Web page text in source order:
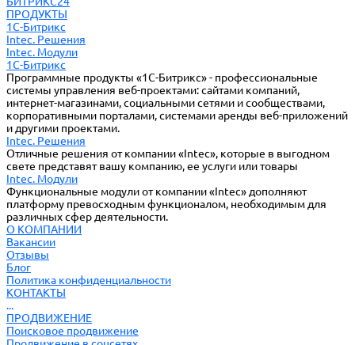
ПРОДУКТЫ
1С-Битрикс
Intec. Решения
Intec. Модули
1С-Битрикс
Программные продукты «1С-Битрикс» - профессиональные
системы управления веб-проектами: сайтами компаний,
интернет-магазинами, социальными сетями и сообществами,
корпоративными порталами, системами аренды веб-приложений
и другими проектами.
Intec. Решения
Отличные решения от компании «Intec», которые в выгодном
свете представят вашу компанию, ее услуги или товары
Intec. Модули
Функциональные модули от компании «Intec» дополняют
платформу превосходным функционалом, необходимым для
различных сфер деятельности.
О КОМПАНИИ
Вакансии
Отзывы
Блог
Политика конфиденциальности
КОНТАКТЫ
...
ПРОДВИЖЕНИЕ
Поисковое продвижение